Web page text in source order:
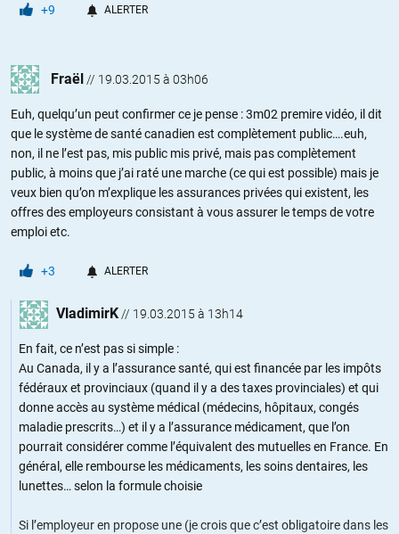
+9 ALERTER
Fraël // 19.03.2015 à 03h06
Euh, quelqu’un peut confirmer ce je pense : 3m02 premire vidéo, il dit
que le système de santé canadien est complètement public….euh,
non, il ne l’est pas, mis public mis privé, mais pas complètement
public, à moins que j’ai raté une marche (ce qui est possible) mais je
veux bien qu’on m’explique les assurances privées qui existent, les
offres des employeurs consistant à vous assurer le temps de votre
emploi etc.
+3 ALERTER
VladimirK // 19.03.2015 à 13h14
En fait, ce n’est pas si simple :
Au Canada, il y a l’assurance santé, qui est financée par les impôts
fédéraux et provinciaux (quand il y a des taxes provinciales) et qui
donne accès au système médical (médecins, hôpitaux, congés
maladie prescrits…) et il y a l’assurance médicament, que l’on
pourrait considérer comme l’équivalent des mutuelles en France. En
général, elle rembourse les médicaments, les soins dentaires, les
lunettes… selon la formule choisie
Si l’employeur en propose une (je crois que c’est obligatoire dans les